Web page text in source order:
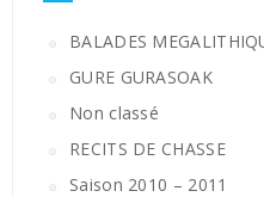
BALADES
GURE GURASOAK
Non classé
RECITS DE CHASSE
Saison 2010 – 2011